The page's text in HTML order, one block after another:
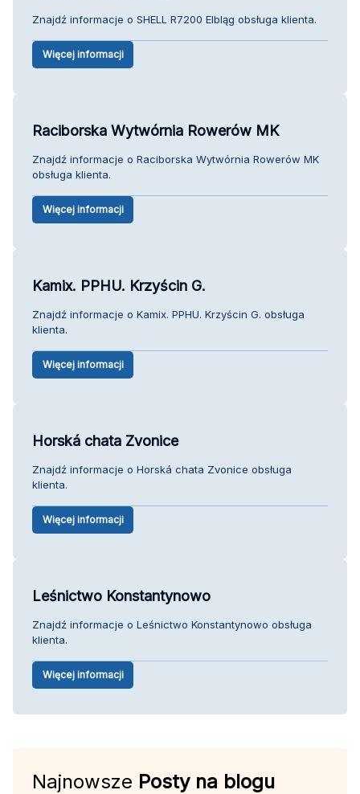
Znajdź informacje o SHELL R7200 Elbląg obsługa klienta.
Więcej informacji
Raciborska Wytwórnia Rowerów MK
Znajdź informacje o Raciborska Wytwórnia Rowerów MK
obsługa klienta.
Więcej informacji
Kamix. PPHU. Krzyścin G.
Znajdź informacje o Kamix. PPHU. Krzyścin G. obsługa
klienta.
Więcej informacji
Horská chata Zvonice
Znajdź informacje o Horská chata Zvonice obsługa
klienta.
Więcej informacji
Leśnictwo Konstantynowo
Znajdź informacje o Leśnictwo Konstantynowo obsługa
klienta.
Więcej informacji
Najnowsze Posty na blogu